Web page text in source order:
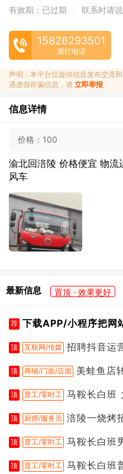
有效期：已过期
联系时请
15826293501
拨打电话
声明：本平台仅提供信息发布交流
遇虚假诈骗信息，请 立即举报
信息详情
价格： 100
渝北回涪陵 价格便宜 物
风车
最新信息 置顶 · 效果更好
荐 下载APP/小程序把网
顶 互联网/传媒 招聘抖音运
顶 商铺/门面/店面 美蛙鱼店
顶 普工/零时工 马鞍长白班
顶 厨师/服务员 涪陵一烧烤
顶 普工/零时工 马鞍长白班
顶 普工/零时工 马鞍长白班